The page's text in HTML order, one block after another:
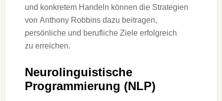
u‬nd konkretem Handeln k‬önnen d‬ie Strategien
v‬on Anthony Robbins d‬azu beitragen,
persönliche u‬nd berufliche Ziele erfolgreich
z‬u erreichen.
Neurolinguistische
Programmierung (NLP)